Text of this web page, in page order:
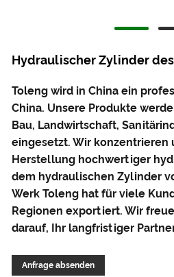
Hydraulischer Zylinder
Toleng wird in China ein
China. Unsere Produkte
Bau, Landwirtschaft,
eingesetzt. Wir konzentrieren
Herstellung hochwertiger
dem hydraulischen Zylinder
Werk Toleng hat für viele
Regionen exportiert. Wir
darauf, Ihr langfristiger
Anfrage absenden